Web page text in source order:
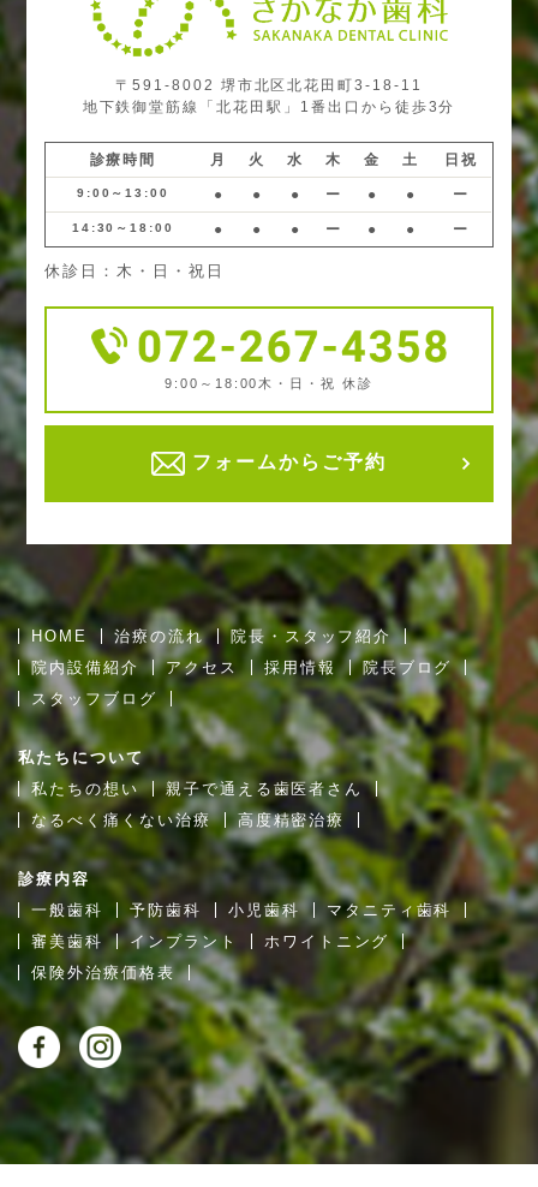
〒591-8002 堺市北区北花田町3-18-11
地下鉄御堂筋線「北花田駅」1番出口から徒歩3分
診療時間 月 火 水 木 金 土 日祝
9:00～13:00 ● ● ● ー ● ● ー
14:30～18:00 ● ● ● ー ● ● ー
休診日：木・日・祝日
9:00～18:00 木・日・祝 休診
フォームからご予約
HOME 治療の流れ
院長・スタッフ紹介
院内設備紹介
アクセス 採用情報
院長ブログ
スタッフブログ
私たちについて
私たちの想い
親子で通える歯医者さん
なるべく痛くない治療
高度精密治療
診療内容
一般歯科
予防歯科 小児歯科
マタニティ歯科
審美歯科
インプラント
ホワイトニング
保険外治療価格表